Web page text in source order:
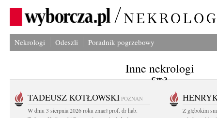
Nekrologi Odeszli Poradnik pogrzebowy
Inne nekrologi
TADEUSZ KOTŁOWSKI POZNAŃ
W dniu 3 sierpnia 2026 roku zmarł prof. dr hab.
Z głębokim